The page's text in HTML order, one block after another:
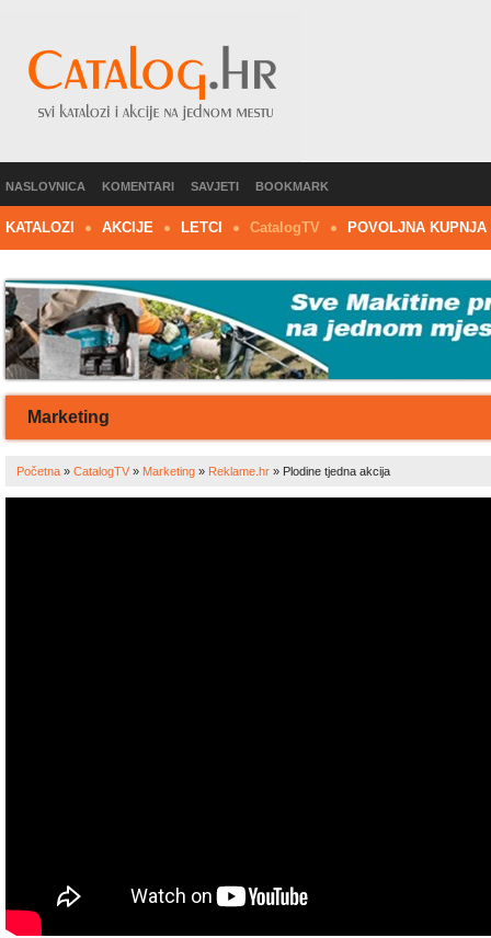
NASLOVNICA KOMENTARI SAVJETI BOOKMARK
KATALOZI AKCIJE LETCI CatalogTV POVOLJNA KUPNJA
Marketing
Početna » CatalogTV » Marketing » Reklame.hr » Plodine tjedna akcija